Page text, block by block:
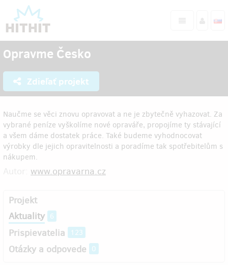
Opravme Česko
Zdieľať projekt
Naučme se věci znovu opravovat a ne je zbytečně vyhazovat. Za
vybrané peníze vyškolíme nové opraváře, propojíme ty stávající
a všem dáme dostatek práce. Také budeme vyhodnocovat
výrobky dle jejich opravitelnosti a poradíme tak spotřebitelům s
nákupem.
www.opravarna.cz
Projekt
Aktuality 6
Prispievatelia 123
Otázky a odpovede 0